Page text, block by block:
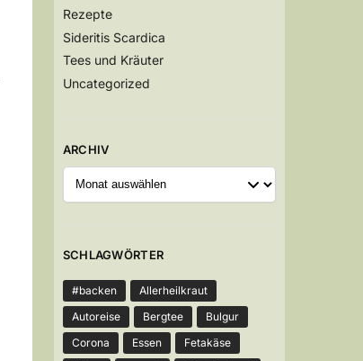
Rezepte
Sideritis Scardica
Tees und Kräuter
Uncategorized
ARCHIV
SCHLAGWÖRTER
#backen
Allerheilkraut
Autoreise
Bergtee
Bulgur
Corona
Essen
Fetakäse